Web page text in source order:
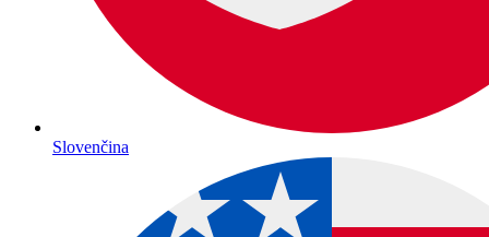
Slovenčina